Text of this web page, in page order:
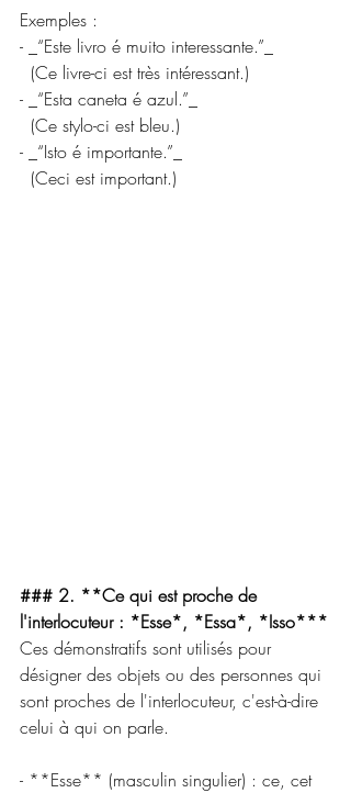
Exemples :
- _“Este livro é muito interessante.”_
  (Ce livre-ci est très intéressant.)
- _“Esta caneta é azul.”_
  (Ce stylo-ci est bleu.)
- _“Isto é importante.”_
  (Ceci est important.)
### 2. **Ce qui est proche de
l'interlocuteur : *Esse*, *Essa*, *Isso***
Ces démonstratifs sont utilisés pour
désigner des objets ou des personnes qui
sont proches de l'interlocuteur, c'est-à-dire
celui à qui on parle.
- **Esse** (masculin singulier) : ce, cet